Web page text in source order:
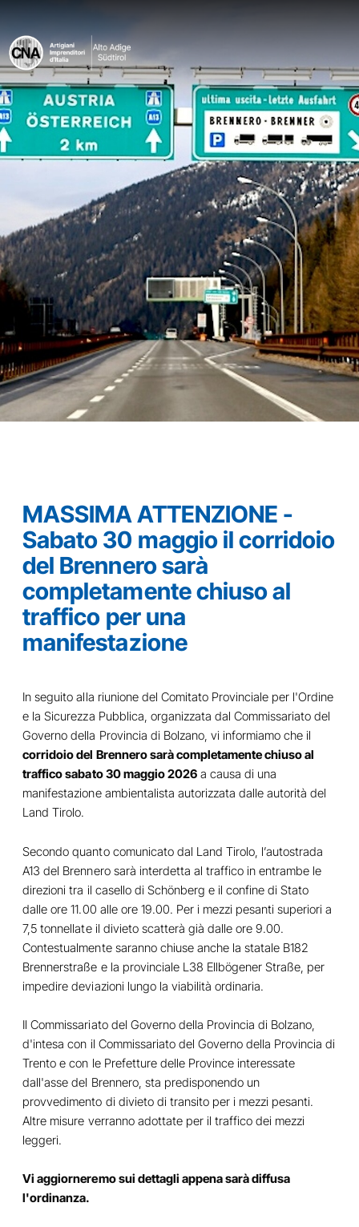
MASSIMA ATTENZIONE -
Sabato 30 maggio il corridoio
del Brennero sarà
completamente chiuso al
traffico per una
manifestazione
In seguito alla riunione del Comitato Provinciale per l'Ordine
e la Sicurezza Pubblica, organizzata dal Commissariato del
Governo della Provincia di Bolzano, vi informiamo che il
corridoio del Brennero sarà completamente chiuso al
traffico sabato 30 maggio 2026a causa di una
manifestazione ambientalista autorizzata dalle autorità del
Land Tirolo.
Secondo quanto comunicato dal Land Tirolo, l’autostrada
A13 del Brennero sarà interdetta al traffico in entrambe le
direzioni tra il casello di Schönberg e il confine di Stato
dalle ore 11.00 alle ore 19.00. Per i mezzi pesanti superiori a
7,5 tonnellate il divieto scatterà già dalle ore 9.00.
Contestualmente saranno chiuse anche la statale B182
Brennerstraße e la provinciale L38 Ellbögener Straße, per
impedire deviazioni lungo la viabilità ordinaria.
Il Commissariato del Governo della Provincia di Bolzano,
d'intesa con il Commissariato del Governo della Provincia di
Trento e con le Prefetture delle Province interessate
dall'asse del Brennero, sta predisponendo un
provvedimento di divieto di transito per i mezzi pesanti.
Altre misure verranno adottate per il traffico dei mezzi
leggeri.
Vi aggiorneremo sui dettagli appena sarà diffusa
l'ordinanza.